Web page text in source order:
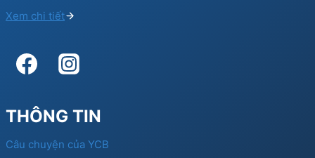
Xem chi tiết
THÔNG TIN
Câu chuyện của YCB